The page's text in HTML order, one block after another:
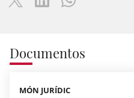
Documentos
MÓN JURÍDIC